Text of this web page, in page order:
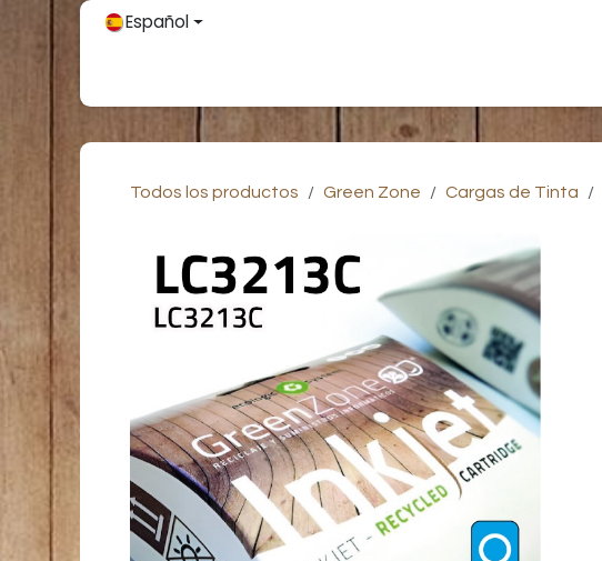
Ir al contenidoEspañol
Todos los productos Green Zone Cargas de Tinta